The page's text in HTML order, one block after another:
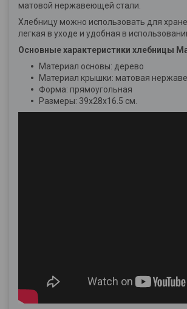
матовой нержавеющей стали.
Хлебницу можно использовать для
легкая в уходе и удобная в
Основные характеристики хлебницы
Материал основы: дерево
Материал крышки: матовая
Форма: прямоугольная
Размеры: 39х28х16.5 см.